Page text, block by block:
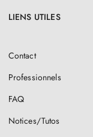
LIENS UTILES
Contact
Professionnels
FAQ
Notices/Tutos